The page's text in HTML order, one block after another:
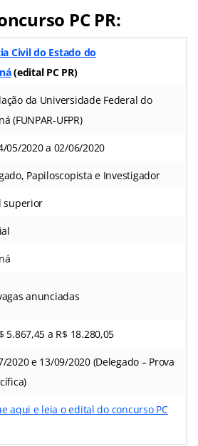
PC PR:
Civil do Estado do
(edital PC PR)
da Universidade Federal do
(FUNPAR-UFPR)
05/2020 a 02/06/2020
Papiloscopista e Investigador
superior
anunciadas
5.867,45 a R$ 18.280,05
2020 e 13/09/2020 (Delegado – Prova
aqui e leia o edital do concurso PC